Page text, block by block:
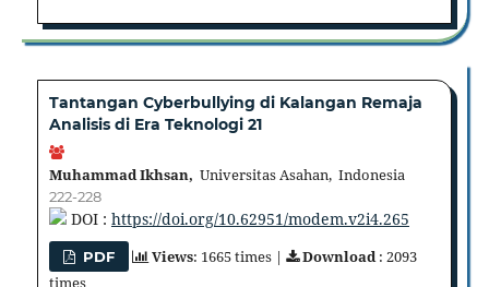
Tantangan Cyberbullying di Kalangan Remaja
Analisis di Era Teknologi 21
Muhammad Ikhsan, Universitas Asahan, Indonesia
222-228
DOI : https://doi.org/10.62951/modem.v2i4.265
PDF Views: 1665 times | Download: 2093
times